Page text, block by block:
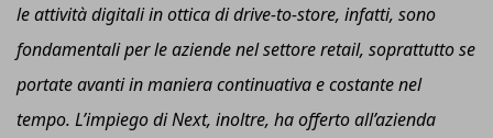
le attività digitali in ottica didrive-to-store, infatti, sono
fondamentali per le aziende nel settore retail, soprattutto se
portate avanti in maniera continuativa e costante nel
tempo. L’impiego di Next, inoltre, ha offerto all’azienda